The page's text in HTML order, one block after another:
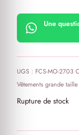
Rupture de stock
Laçage sur le
Matière très
beaucoup de
Une
UGS : FCS-MO-2703
Vêtements grande taille